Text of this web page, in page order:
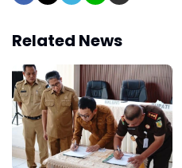
Related News